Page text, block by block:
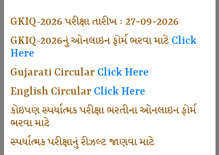
GKIQ-2026 પરીક્ષા તારીખ : 27-09-2026
GKIQ-2026નું ઓનલાઇન ફોર્મ ભરવા માટેClick
Here
Gujarati CircularClick Here
English CircularClick Here
કોઇપણ સ્પર્ધાત્મક પરીક્ષા ભરતીના ઓનલાઇન ફોર્મ
ભરવા માટે
સ્પર્ધાત્મક પરીક્ષાનું રીઝલ્ટ જાણવા માટે
493
665
Sarvottam Karkirdi Subscripton